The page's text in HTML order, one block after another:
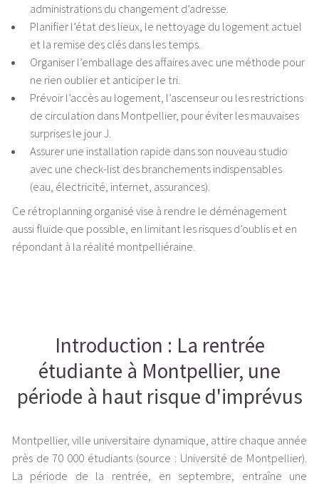
administrations du changement d’adresse.
Planifier l’état des lieux, le nettoyage du logement actuel
et la remise des clés dans les temps.
Organiser l’emballage des affaires avec une méthode pour
ne rien oublier et anticiper le tri.
Prévoir l’accès au logement, l’ascenseur ou les restrictions
de circulation dans Montpellier, pour éviter les mauvaises
surprises le jour J.
Assurer une installation rapide dans son nouveau studio
avec une check-list des branchements indispensables
(eau, électricité, internet, assurances).
Ce rétroplanning organisé vise à rendre le déménagement
aussi fluide que possible, en limitant les risques d’oublis et en
répondant à la réalité montpelliéraine.
Introduction : La rentrée
étudiante à Montpellier, une
période à haut risque d'imprévus
Montpellier, ville universitaire dynamique, attire chaque année
près de 70 000 étudiants (source : Université de Montpellier).
La période de la rentrée, en septembre, entraîne une